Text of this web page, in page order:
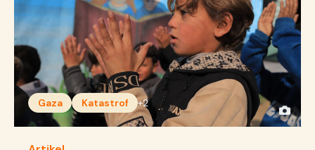
Gaza Katastrof +2